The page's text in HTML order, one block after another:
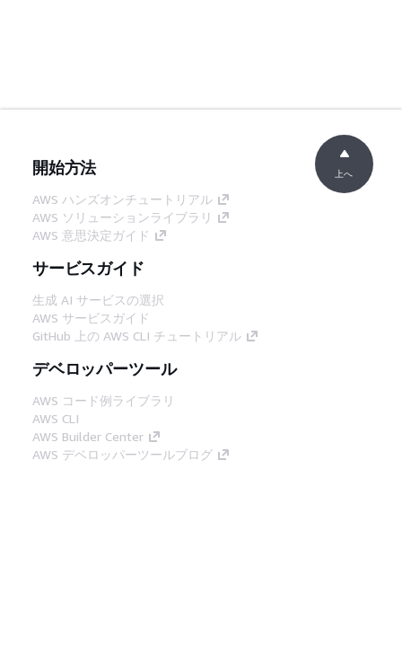
開始方法
AWS ハンズオンチュートリアル
AWS ソリューションライブラリ
AWS 意思決定ガイド
サービスガイド
生成 AI サービスの選択
AWS サービスガイド
GitHub 上の AWS CLI チュートリアル
デベロッパーツール
AWS コード例ライブラリ
AWS CLI
AWS Builder Center
AWS デベロッパーツールブログ
上へ